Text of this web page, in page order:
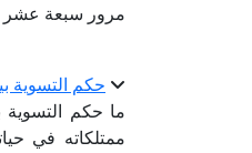
مرور سبعة عشر
حكم التسوية
ما حكم التسوية
ممتلكاته في